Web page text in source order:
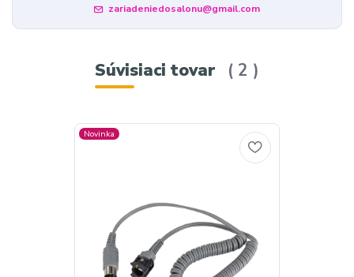
zariadeniedosalonu@gmail.com
Súvisiaci tovar 2
Novinka